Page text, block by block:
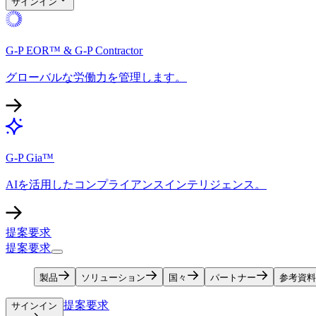
G-P EOR™ & G-P Contractor​​
グローバルな労働力を管理します。​​
G-P Gia™​​
AIを活用したコンプライアンスインテリジェンス。​​
提案要求​​
提案要求​​
製品​​ ソリューション​​ 国々​​ パートナー​​ 参考資料​​
サインイン​​ 提案要求​​